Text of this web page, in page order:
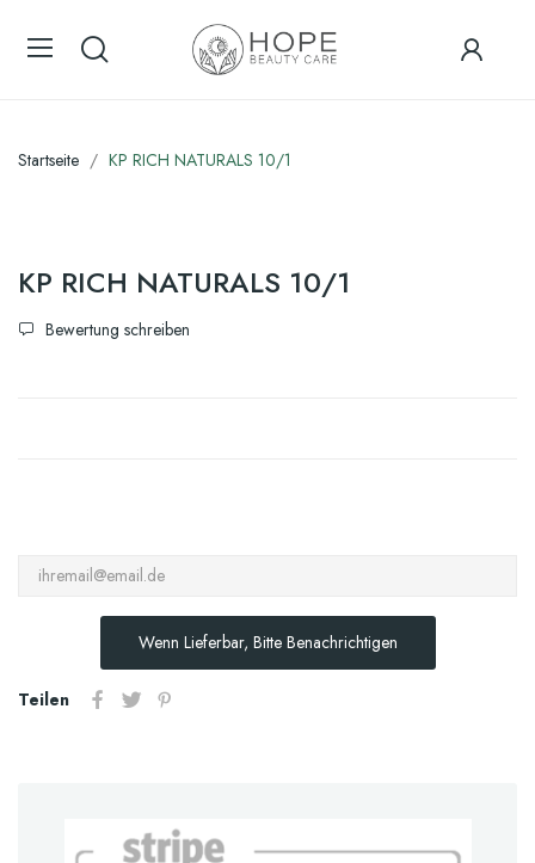
Startseite KP RICH NATURALS 10/1
KP RICH NATURALS 10/1
Bewertung schreiben
Wenn Lieferbar, Bitte Benachrichtigen
Teilen